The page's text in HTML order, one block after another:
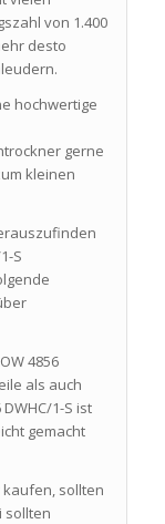
von 1.400
desto
hochwertige
gerne
kleinen
S
4856
als auch
1-S ist
gemacht
sollten
sollten